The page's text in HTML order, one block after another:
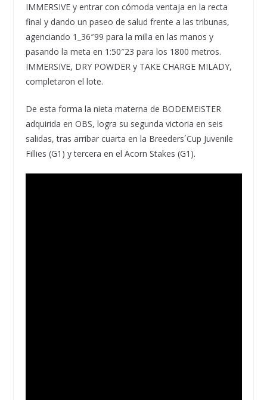
IMMERSIVE y entrar con cómoda ventaja en la recta
final y dando un paseo de salud frente a las tribunas,
agenciando 1_36″99 para la milla en las manos y
pasando la meta en 1:50″23 para los 1800 metros.
IMMERSIVE, DRY POWDER y TAKE CHARGE MILADY,
completaron el lote.
De esta forma la nieta materna de BODEMEISTER
adquirida en OBS, logra su segunda victoria en seis
salidas, tras arribar cuarta en la Breeders´Cup Juvenile
Fillies (G1) y tercera en el Acorn Stakes (G1).